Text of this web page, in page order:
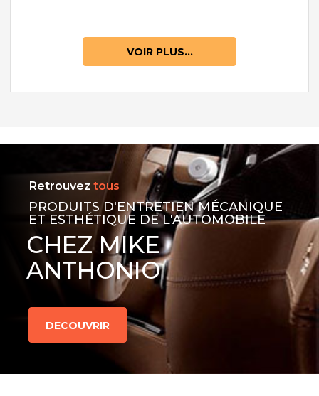
VOIR PLUS...
Retrouvez tous
PRODUITS D'ENTRETIEN MÉCANIQUE
ET ESTHÉTIQUE DE L'AUTOMOBILE
CHEZ MIKE
ANTHONIO
DECOUVRIR